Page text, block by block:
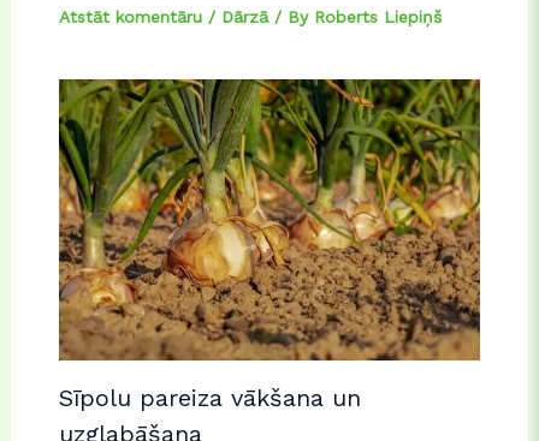
Atstāt komentāru / Dārzā/ By Roberts Liepiņš
Sīpolu pareiza vākšana un
uzglabāšana